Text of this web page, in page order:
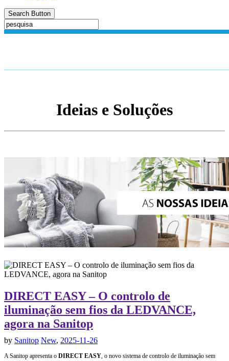
Search Button
Ideias e Soluções
DIRECT EASY – O controlo de
iluminação sem fios da LEDVANCE,
agora na Sanitop
by Sanitop New, 2025-11-26
A Sanitop apresenta o DIRECT EASY, o novo sistema de controlo de iluminação sem